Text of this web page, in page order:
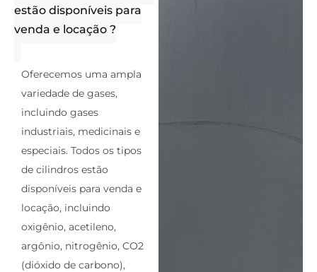
estão disponíveis para
venda e locação ?
Oferecemos uma ampla
variedade de gases,
incluindo gases
industriais, medicinais e
especiais. Todos os tipos
de cilindros estão
disponíveis para venda e
locação, incluindo
oxigênio, acetileno,
argônio, nitrogênio, CO2
(dióxido de carbono),